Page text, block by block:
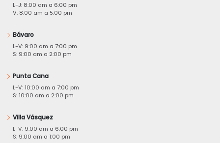
L-J: 8:00 am a 6:00 pm
V: 8:00 am a 5:00 pm
Bávaro
L-V: 9:00 am a 7:00 pm
S: 9:00 am a 2:00 pm
Punta Cana
L-V: 10:00 am a 7:00 pm
S: 10:00 am a 2:00 pm
Villa Vásquez
L-V: 9:00 am a 6:00 pm
S: 9:00 am a 1:00 pm